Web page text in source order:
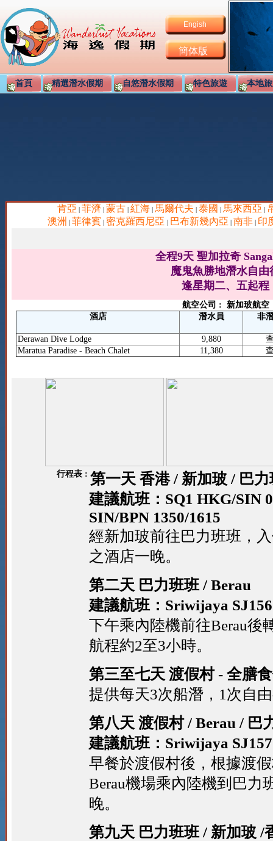
Engish
簡体版
首頁 精選潛水假期 自悠潛水假期 特色旅遊 本地
肯亞 | 菲濟 | 蒙古 | 紅海 | 馬爾代夫 | 泰國 | 馬來西亞 |
澳洲 | 菲律賓 | 密克羅西尼亞 | 巴布新幾內亞 | 南非| 印
全程9天 聖加拉奇
魔鬼魚勝地潛水自由
逢星期二、五起程
航空公司 : 新加玻航空
酒店
潛水員 非
Derawan Dive Lodge 9,880
Maratua Paradise - Beach Chalet
11,380
行程表 : 第一天 香港 / 新加玻 / 巴力
建議航班：SQ1 HKG/SIN
SIN/BPN 1350/1615
經新加玻前往巴力班班，
之酒店一晚。
第二天 巴力班班 / Berau
建議航班：Sriwijaya
下午乘內陸機前往Berau後
航程約2至3小時。
第三至七天 渡假村 - 全膳
提供每天3次船潛，1次自
第八天 渡假村 / Berau / 巴
建議航班：Sriwijaya
早餐於渡假村後，根據渡
Berau機場乘內陸機到巴力
晚。
第九天 巴力班班 / 新加玻 /